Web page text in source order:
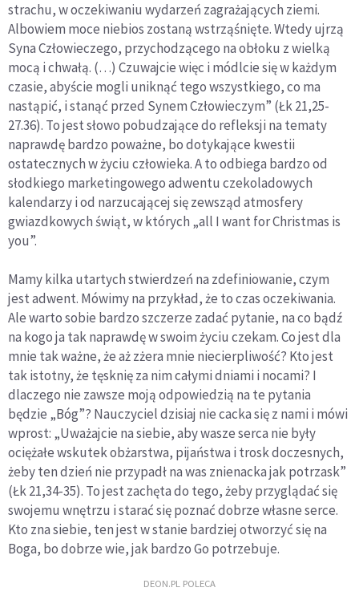
strachu, w oczekiwaniu wydarzeń zagrażających ziemi.
Albowiem moce niebios zostaną wstrząśnięte. Wtedy ujrzą
Syna Człowieczego, przychodzącego na obłoku z wielką
mocą i chwałą. (…) Czuwajcie więc i módlcie się w każdym
czasie, abyście mogli uniknąć tego wszystkiego, co ma
nastąpić, i stanąć przed Synem Człowieczym” (Łk 21,25-
27.36). To jest słowo pobudzające do refleksji na tematy
naprawdę bardzo poważne, bo dotykające kwestii
ostatecznych w życiu człowieka. A to odbiega bardzo od
słodkiego marketingowego adwentu czekoladowych
kalendarzy i od narzucającej się zewsząd atmosfery
gwiazdkowych świąt, w których „all I want for Christmas is
you”.
Mamy kilka utartych stwierdzeń na zdefiniowanie, czym
jest adwent. Mówimy na przykład, że to czas oczekiwania.
Ale warto sobie bardzo szczerze zadać pytanie, na co bądź
na kogo ja tak naprawdę w swoim życiu czekam. Co jest dla
mnie tak ważne, że aż zżera mnie niecierpliwość? Kto jest
tak istotny, że tęsknię za nim całymi dniami i nocami? I
dlaczego nie zawsze moją odpowiedzią na te pytania
będzie „Bóg”? Nauczyciel dzisiaj nie cacka się z nami i mówi
wprost: „Uważajcie na siebie, aby wasze serca nie były
ociężałe wskutek obżarstwa, pijaństwa i trosk doczesnych,
żeby ten dzień nie przypadł na was znienacka jak potrzask”
(Łk 21,34-35). To jest zachęta do tego, żeby przyglądać się
swojemu wnętrzu i starać się poznać dobrze własne serce.
Kto zna siebie, ten jest w stanie bardziej otworzyć się na
Boga, bo dobrze wie, jak bardzo Go potrzebuje.
DEON.PL POLECA